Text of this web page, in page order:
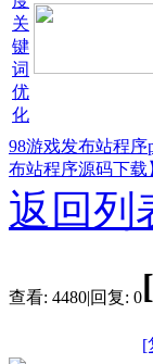
98游戏发布站程
布站程序源码下载
返回列
查看: 4480|回复: 0
[